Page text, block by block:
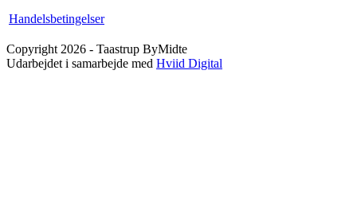
Handelsbetingelser
Copyright 2026 - Taastrup ByMidte
Udarbejdet i samarbejde med Hviid Digital